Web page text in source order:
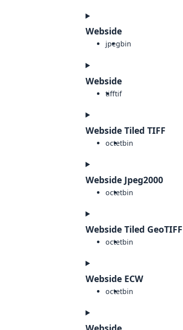
Webside
jpegbin
Webside
tifftif
Webside Tiled TIFF
octetbin
Webside Jpeg2000
octetbin
Webside Tiled GeoTIFF
octetbin
Webside ECW
octetbin